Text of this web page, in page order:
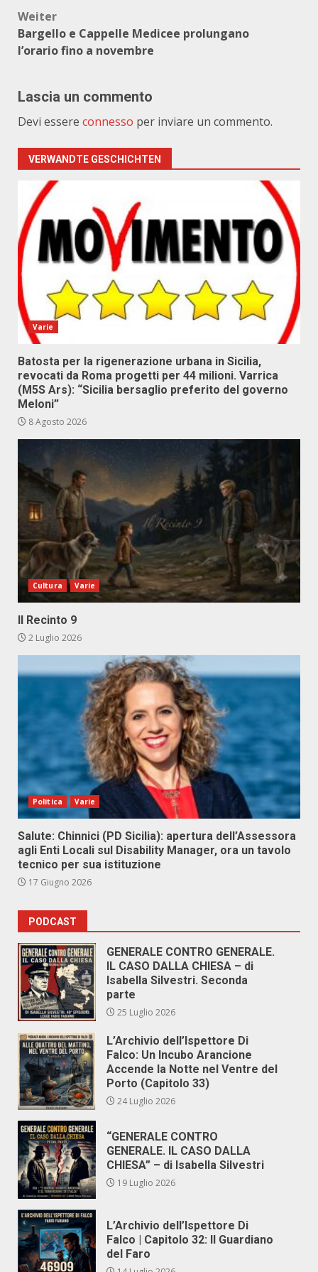
Weiter
Bargello e Cappelle Medicee prolungano
l’orario fino a novembre
Lascia un commento
Devi essere connesso per inviare un commento.
VERWANDTE GESCHICHTEN
Varie
Batosta per la rigenerazione urbana in Sicilia,
revocati da Roma progetti per 44 milioni. Varrica
(M5S Ars): “Sicilia bersaglio preferito del governo
Meloni”
8 Agosto 2026
Cultura Varie
Il Recinto 9
2 Luglio 2026
Politica Varie
Salute: Chinnici (PD Sicilia): apertura dell’Assessora
agli Enti Locali sul Disability Manager, ora un tavolo
tecnico per sua istituzione
17 Giugno 2026
PODCAST
GENERALE CONTRO GENERALE.
IL CASO DALLA CHIESA – di
Isabella Silvestri. Seconda
parte
25 Luglio 2026
L’Archivio dell’Ispettore Di
Falco: Un Incubo Arancione
Accende la Notte nel Ventre del
Porto (Capitolo 33)
24 Luglio 2026
“GENERALE CONTRO
GENERALE. IL CASO DALLA
CHIESA” – di Isabella Silvestri
19 Luglio 2026
L’Archivio dell’Ispettore Di
Falco | Capitolo 32: Il Guardiano
del Faro